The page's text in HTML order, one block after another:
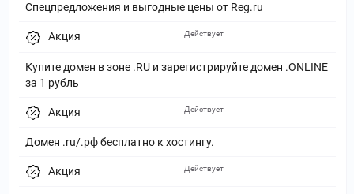
Спецпредложения и выгодные цены от Reg.ru
Акция
Купите домен в зоне .RU и зарегистрируйте домен .ONLINE
за 1 рубль
Действует
Акция
Домен .ru/.рф бесплатно к хостингу.
Действует
Акция Действует